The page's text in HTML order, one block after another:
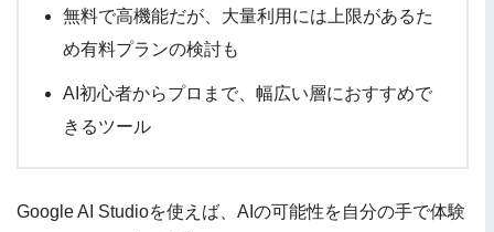
無料で高機能だが、大量利用には上限があるた
め有料プランの検討も
AI初心者からプロまで、幅広い層におすすめで
きるツール
Google AI Studioを使えば、AIの可能性を自分の手で体験